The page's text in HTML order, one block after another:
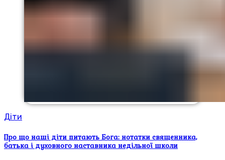
Діти
Про що наші діти питають Бога: нотатки священника,
батька і духовного наставника недільної школи